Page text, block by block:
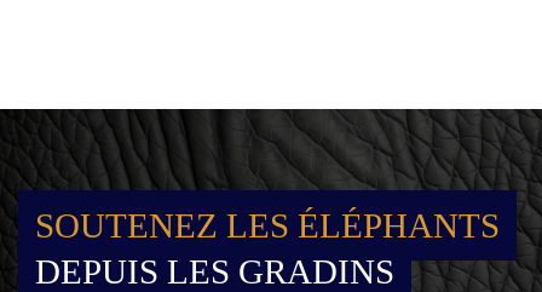
SOUTENEZ LES ÉLÉPHANTS
DEPUIS LES GRADINS